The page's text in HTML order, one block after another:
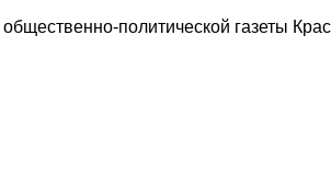
политической газеты